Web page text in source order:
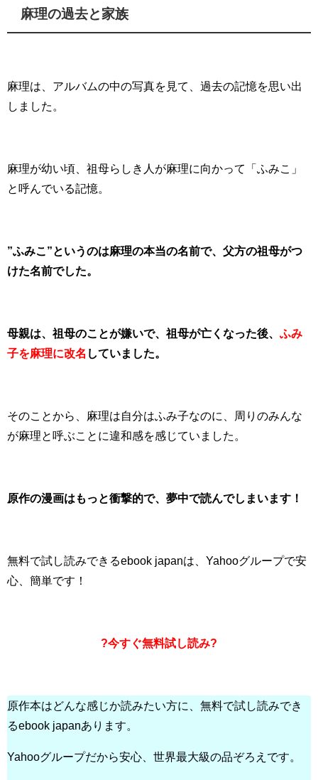
麻理の過去と家族
麻理は、アルバムの中の写真を見て、過去の記憶を思い出
しました。
麻理が幼い頃、祖母らしき人が麻理に向かって「ふみこ」
と呼んでいる記憶。
”ふみこ”というのは麻理の本当の名前で、父方の祖母がつ
けた名前でした。
母親は、祖母のことが嫌いで、祖母が亡くなった後、 ふみ
子を麻理に改名 していました。
そのことから、麻理は自分はふみ子なのに、周りのみんな
が麻理と呼ぶことに違和感を感じていました。
原作の漫画はもっと衝撃的で、夢中で読んでしまいます！
無料で試し読みできるebook japanは、Yahooグループで安
心、簡単です！
?今すぐ無料試し読み?
原作本はどんな感じか読みたい方に、無料で試し読みでき
るebook japanあります。
Yahooグループだから安心、世界最大級の品ぞろえです。